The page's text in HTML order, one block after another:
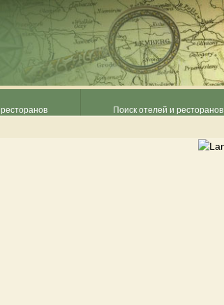
Поиск отелей и ресторанов